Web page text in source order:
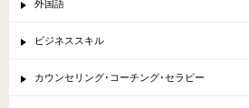
外国語
ビジネススキル
カウンセリング･コーチング･セラピー